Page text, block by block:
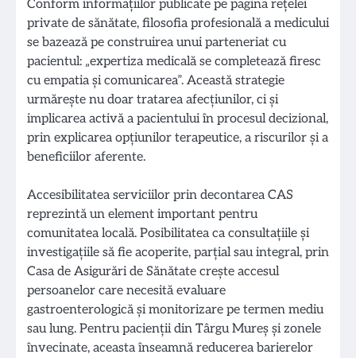
Conform informațiilor publicate pe pagina rețelei
private de sănătate, filosofia profesională a medicului
se bazează pe construirea unui parteneriat cu
pacientul: „expertiza medicală se completează firesc
cu empatia și comunicarea”. Această strategie
urmărește nu doar tratarea afecțiunilor, ci și
implicarea activă a pacientului în procesul decizional,
prin explicarea opțiunilor terapeutice, a riscurilor și a
beneficiilor aferente.
Accesibilitatea serviciilor prin decontarea CAS
reprezintă un element important pentru
comunitatea locală. Posibilitatea ca consultațiile și
investigațiile să fie acoperite, parțial sau integral, prin
Casa de Asigurări de Sănătate crește accesul
persoanelor care necesită evaluare
gastroenterologică și monitorizare pe termen mediu
sau lung. Pentru pacienții din Târgu Mureș și zonele
învecinate, aceasta înseamnă reducerea barierelor